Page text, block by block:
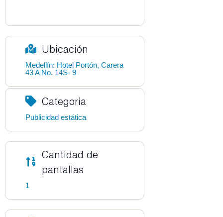
Ubicación
Medellín: Hotel Portón, Carera
43 A No. 14S- 9
Categoria
Publicidad estática
Cantidad de
pantallas
1